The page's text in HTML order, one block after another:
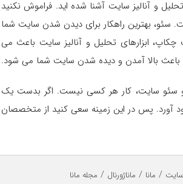
و آنالیز سایت آشنا شده اید. فراموش نکنید
سئو، بهترین راهکار برای دیدن شدن سایت شما
چکاپ، ابزارهای تحلیل و آنالیز سایت باعث می
بالا آمدن و دیده شدن سایت شما می شود.
و سئو سایت، کار هر کسی نیست. اگر بدست یک
آورد. پس در این زمینه سعی کنید از متخصصان
/ مانا / ماناژورنال / مجله مانا